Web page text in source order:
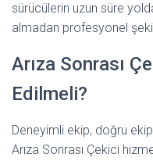
sürücülerin uzun süre
almadan profesyonel
Arıza Sonrası
Edilmeli?
Deneyimli ekip, doğru
Arıza Sonrası Çekici